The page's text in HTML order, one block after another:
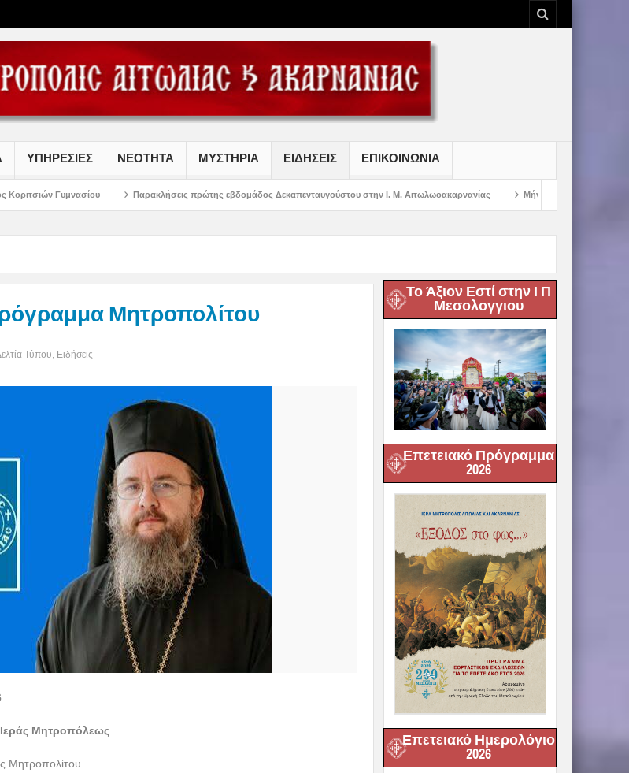
ΥΠΗΡΕΣΙΕΣ ΝΕΟΤΗΤΑ ΜΥΣΤΗΡΙΑ ΕΙΔΗΣΕΙΣ ΕΠΙΚΟΙΝΩΝΙΑ
Παρακλήσεις πρώτης εβδομάδος Δεκαπενταυγούστου στην Ι. Μ. Αιτωλωοακαρνανίας Μήνυμα Σεβασμιωτάτου Μητροπολίτου
Μητροπολίτου
Τύπου, Ειδήσεις
Μητροπόλεως
Μητροπολίτου.
Το Άξιον Εστί στην Ι Π
Μεσολογγιου
Επετειακό Πρόγραμμα
2026
Επετειακό Ημερολόγιο
2026